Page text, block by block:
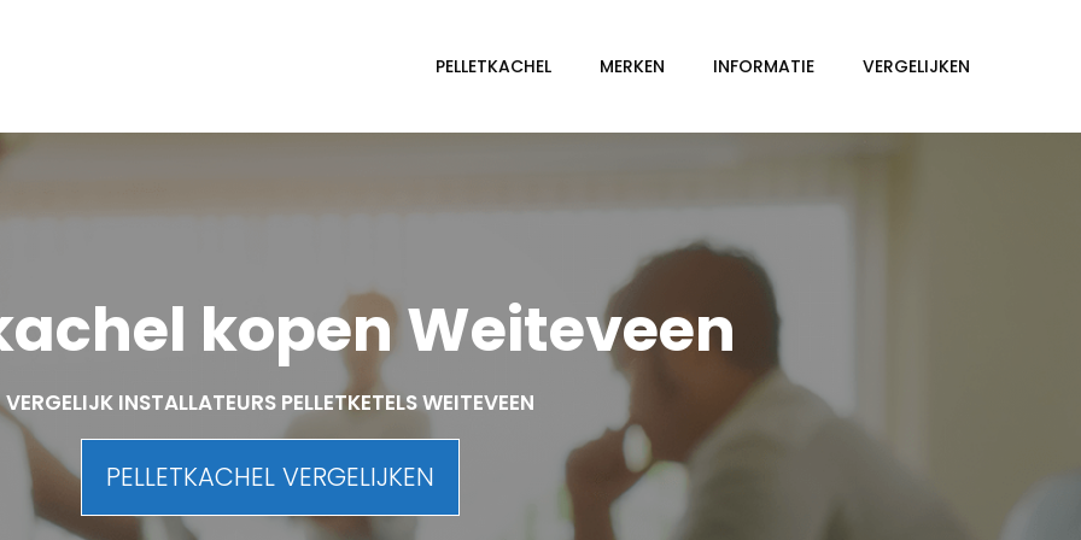
PELLETKACHEL MERKEN INFORMATIE VERGELIJKEN
kopen Weiteveen
VERGELIJK INSTALLATEURS PELLETKETELS WEITEVEEN
PELLETKACHEL VERGELIJKEN